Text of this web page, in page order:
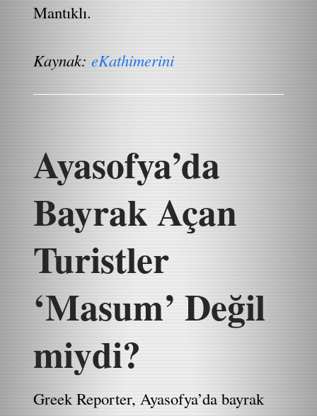
Mantıklı.
Kaynak:eKathimerini
Ayasofya’da
Bayrak Açan
Turistler
‘Masum’ Değil
miydi?
Greek Reporter, Ayasofya’da bayrak